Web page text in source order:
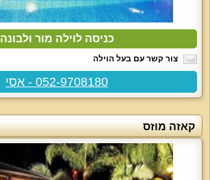
כניסה לוילה מור ולבונה
צור קשר עם בעל הוילה
052-9708180 - אסי
קאזה מוזס